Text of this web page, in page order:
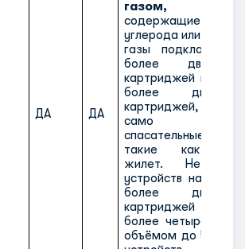
ДА ДА
газом,
содержащие
углерода или
газы подкласса
более двух
картриджей на
более двух
картриджей,
само
спасательные
такие как
жилет. Не
устройств на
более двух
картриджей на
более четырёх
объёмом до 50 мл